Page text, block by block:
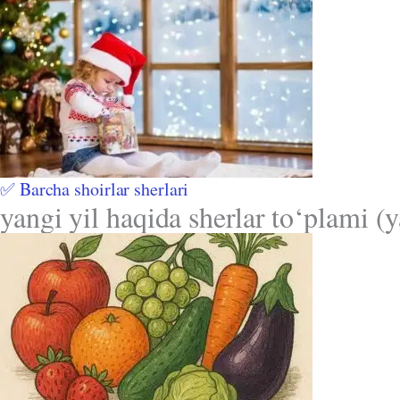
✅ Barcha shoirlar sherlari
yangi yil haqida sherlar to‘plami